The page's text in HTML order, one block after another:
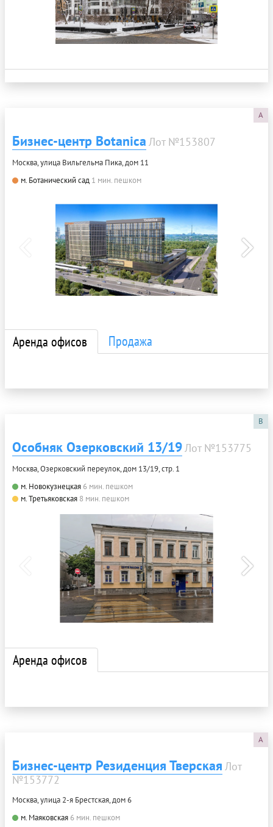
A
Бизнес-центр Botanica Лот №153807
Москва, улица Вильгельма Пика, дом 11
м. Ботанический сад 1 мин. пешком
Аренда офисов Продажа
B
Особняк Озерковский 13/19Лот №153775
Москва, Озерковский переулок, дом 13/19, стр. 1
м. Новокузнецкая 6 мин. пешком
м. Третьяковская 8 мин. пешком
Аренда офисов
A
Бизнес-центр Резиденция Тверская Лот
№153772
Москва, улица 2-я Брестская, дом 6
м. Маяковская 6 мин. пешком